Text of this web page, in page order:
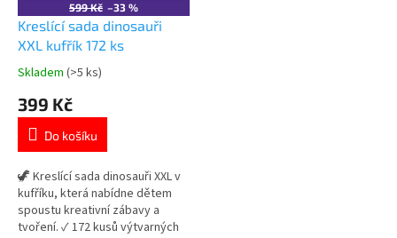
599 Kč –33 %
Kreslící sada dinosauři
XXL kufřík 172 ks
Průměrné
produktu
5,0
5
hvězdiček.
Skladem (>5 ks)
399 Kč
Do košíku
🦖 Kreslící sada dinosauři XXL v
kufříku, která nabídne dětem
spoustu kreativní zábavy a
tvoření. ✓ 172 kusů výtvarných